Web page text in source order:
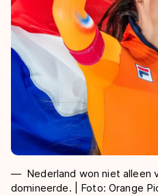
Nederland won niet alleen
domineerde. | Foto: Orange